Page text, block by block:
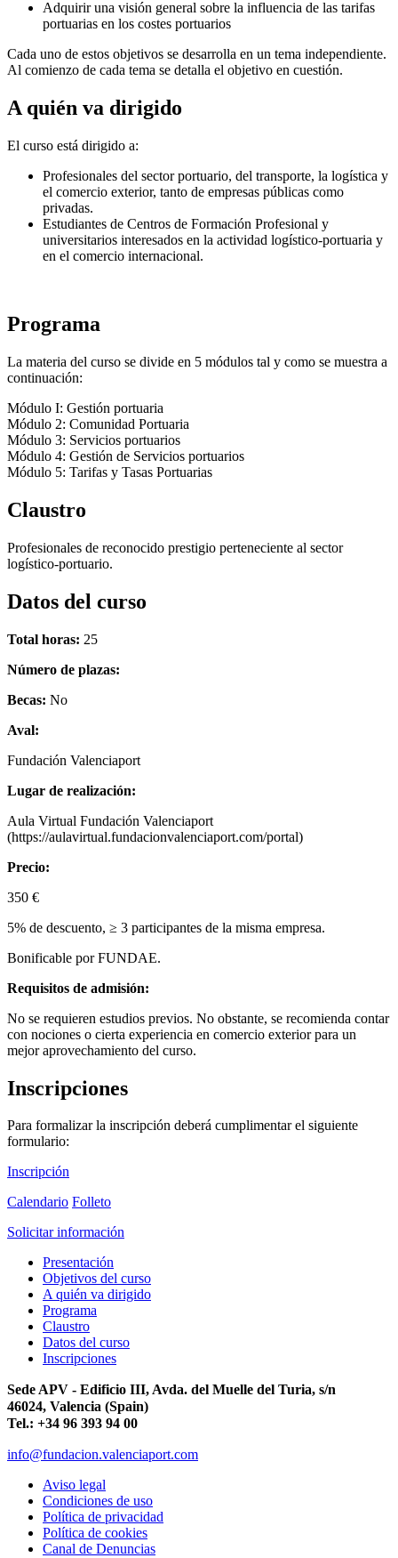
Adquirir una visión general sobre la influencia de las tarifas
portuarias en los costes portuarios
Cada uno de estos objetivos se desarrolla en un tema independiente.
Al comienzo de cada tema se detalla el objetivo en cuestión.
A quién va dirigido
El curso está dirigido a:
Profesionales del sector portuario, del transporte, la logística y
el comercio exterior, tanto de empresas públicas como
privadas.
Estudiantes de Centros de Formación Profesional y
universitarios interesados en la actividad logístico-portuaria y
en el comercio internacional.
Programa
La materia del curso se divide en 5 módulos tal y como se muestra a
continuación:
Módulo I: Gestión portuaria
Módulo 2: Comunidad Portuaria
Módulo 3: Servicios portuarios
Módulo 4: Gestión de Servicios portuarios
Módulo 5: Tarifas y Tasas Portuarias
Claustro
Profesionales de reconocido prestigio perteneciente al sector
logístico-portuario.
Datos del curso
Total horas: 25
Número de plazas:
Becas: No
Aval:
Fundación Valenciaport
Lugar de realización:
Aula Virtual Fundación Valenciaport
(https://aulavirtual.fundacionvalenciaport.com/portal)
Precio:
350 €
5% de descuento, ≥ 3 participantes de la misma empresa.
Bonificable por FUNDAE.
Requisitos de admisión:
No se requieren estudios previos. No obstante, se recomienda contar
con nociones o cierta experiencia en comercio exterior para un
mejor aprovechamiento del curso.
Inscripciones
Para formalizar la inscripción deberá cumplimentar el siguiente
formulario:
Inscripción
Calendario Folleto
Solicitar información
Presentación
Objetivos del curso
A quién va dirigido
Programa
Claustro
Datos del curso
Inscripciones
Sede APV - Edificio III, Avda. del Muelle del Turia, s/n
46024, Valencia (Spain)
Tel.: +34 96 393 94 00
info@fundacion.valenciaport.com
Aviso legal
Condiciones de uso
Política de privacidad
Política de cookies
Canal de Denuncias